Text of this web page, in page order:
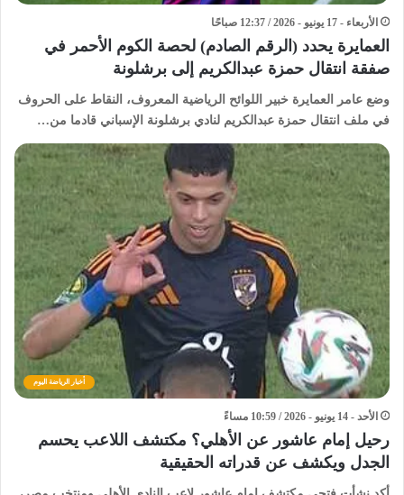
الأربعاء - 17 يونيو - 2026 / 12:37 صباحًا
العمايرة يحدد (الرقم الصادم) لحصة الكوم الأحمر في
صفقة انتقال حمزة عبدالكريم إلى برشلونة
وضع عامر العمايرة خبير اللوائح الرياضية المعروف، النقاط على الحروف
في ملف انتقال حمزة عبدالكريم لنادي برشلونة الإسباني قادما من…
أخبار الرياضة اليوم
الأحد - 14 يونيو - 2026 / 10:59 مساءً
رحيل إمام عاشور عن الأهلي؟ مكتشف اللاعب يحسم
الجدل ويكشف عن قدراته الحقيقية